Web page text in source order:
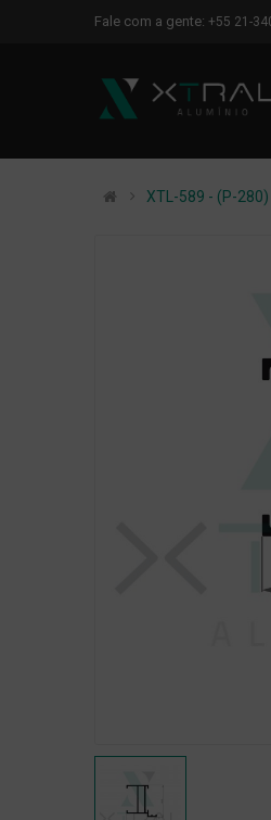
Fale com a gente: +55 21-
XTL-589 - (P-280)